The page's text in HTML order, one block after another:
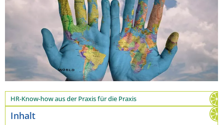
HR-Know-how aus der Praxis für die Praxis
Inhalt